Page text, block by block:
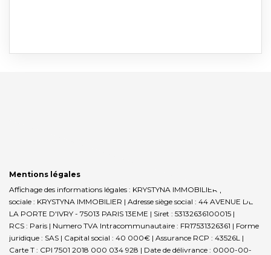
Mentions légales
Affichage des informations légales : KRYSTYNA IMMOBILIER | Raison
sociale : KRYSTYNA IMMOBILIER | Adresse siège social : 44 AVENUE DE
LA PORTE D'IVRY - 75013 PARIS 13EME | Siret : 53132636100015 |
RCS : Paris | Numero TVA Intracommunautaire : FR17531326361 | Forme
juridique : SAS | Capital social : 40 000€ | Assurance RCP : 43526L |
Carte T : CPI 7501 2018 000 034 928 | Date de délivrance : 0000-00-